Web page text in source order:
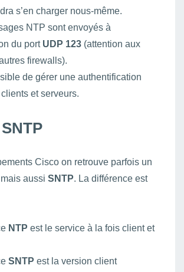
s’en charger nous-même.
NTP sont envoyés à
du port UDP 123 (attention aux
firewalls).
de gérer une authentification
et serveurs.
Cisco on retrouve parfois un
mais aussi SNTP. La différence est
NTP est le service à la fois client et
SNTP est la version client